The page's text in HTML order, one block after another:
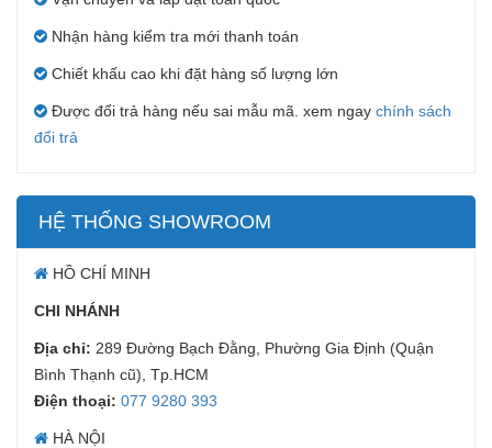
Nhận hàng kiểm tra mới thanh toán
Chiết khấu cao khi đặt hàng số lượng lớn
Được đổi trả hàng nếu sai mẫu mã. xem ngay chính sách
đổi trả
HỆ THỐNG SHOWROOM
HỒ CHÍ MINH
CHI NHÁNH
Địa chỉ: 289 Đường Bạch Đằng, Phường Gia Định (Quận
Bình Thạnh cũ), Tp.HCM
Điện thoại: 077 9280 393
HÀ NỘI